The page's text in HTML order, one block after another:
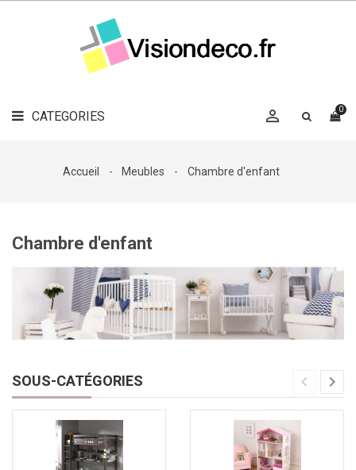
CATEGORIES 0

LE
MAG
DÉCO

 ACCESSOIRES
Accueil Meubles Chambre d'enfant
Chambre d'enfant
SOUS-CATÉGORIES